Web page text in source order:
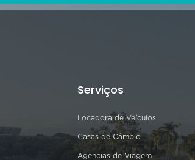
Serviços
Locadora de Veículos
Casas de Câmbio
Agências de Viagem